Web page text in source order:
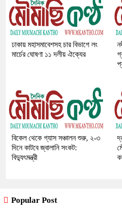
ঢাকায় মহাসমাবেশসহ চার বিভাগে লং
মার্চের ঘোষণা ১১ দলীয় ঐক্যের
বিকেল থেকে গ্যাস সঞ্চালন শুরু, ২-৩
দিনে কাটবে জ্বালানি সংকট:
বিদ্যুৎমন্ত্রী
Popular Post